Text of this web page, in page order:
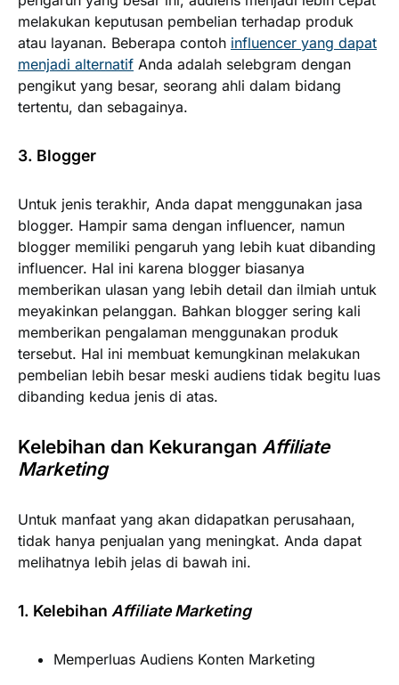
melakukan keputusan pembelian terhadap produk
atau layanan. Beberapa contoh influencer yang dapat
menjadi alternatif Anda adalah selebgram dengan
pengikut yang besar, seorang ahli dalam bidang
tertentu, dan sebagainya.
3. Blogger
Untuk jenis terakhir, Anda dapat menggunakan jasa
blogger. Hampir sama dengan influencer, namun
blogger memiliki pengaruh yang lebih kuat dibanding
influencer. Hal ini karena blogger biasanya
memberikan ulasan yang lebih detail dan ilmiah untuk
meyakinkan pelanggan. Bahkan blogger sering kali
memberikan pengalaman menggunakan produk
tersebut. Hal ini membuat kemungkinan melakukan
pembelian lebih besar meski audiens tidak begitu luas
dibanding kedua jenis di atas.
Kelebihan dan Kekurangan Affiliate
Marketing
Untuk manfaat yang akan didapatkan perusahaan,
tidak hanya penjualan yang meningkat. Anda dapat
melihatnya lebih jelas di bawah ini.
1. Kelebihan Affiliate Marketing
Memperluas Audiens Konten Marketing